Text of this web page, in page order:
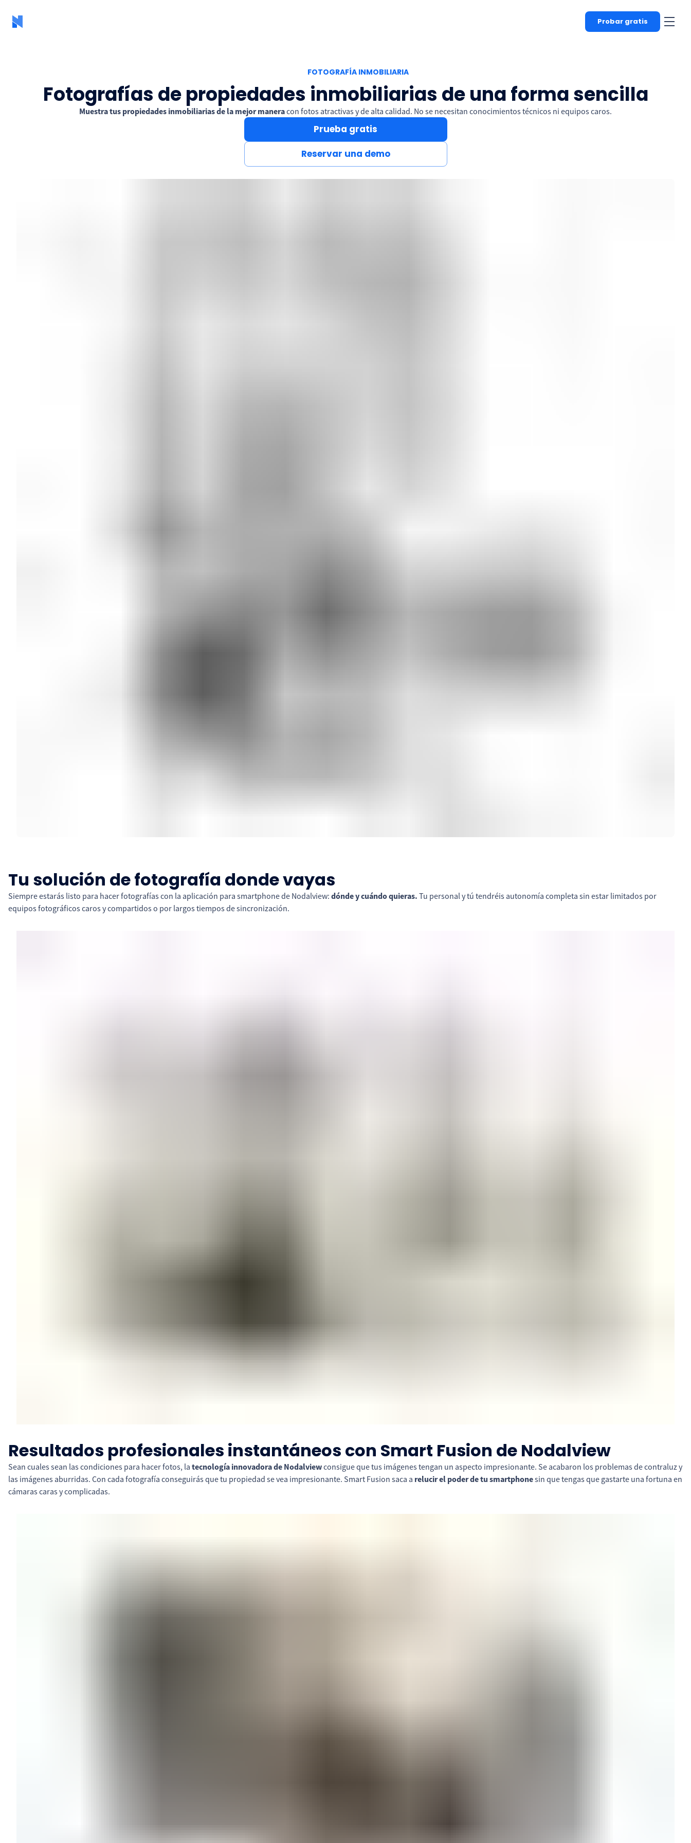
Probar gratis
FOTOGRAFÍA INMOBILIARIA
Fotografías de propiedades inmobiliarias de una forma sencilla
Muestra tus propiedades inmobiliarias de la mejor maneracon fotos atractivas y de alta calidad. No se necesitan conocimientos técnicos ni equipos caros.
Prueba gratis
Reservar una demo
Tu solución de fotografía donde vayas
Siempre estarás listo para hacer fotografías con la aplicación para smartphone de Nodalview: dónde y cuándo quieras. Tu personal y tú tendréis autonomía completa sin estar limitados por
equipos fotográficos caros y compartidos o por largos tiempos de sincronización.
Resultados profesionales instantáneos con Smart Fusion de Nodalview
Sean cuales sean las condiciones para hacer fotos, la tecnología innovadora de Nodalviewconsigue que tus imágenes tengan un aspecto impresionante. Se acabaron los problemas de contraluz y
las imágenes aburridas. Con cada fotografía conseguirás que tu propiedad se vea impresionante. Smart Fusion saca a relucir el poder de tu smartphonesin que tengas que gastarte una fortuna en
cámaras caras y complicadas.